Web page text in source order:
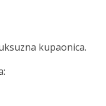
kupaonica.